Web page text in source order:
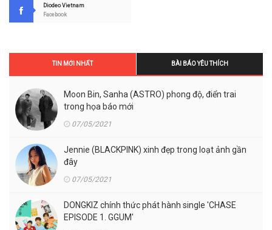
Diodeo Vietnam
Facebook
TIN MỚI NHẤT BÀI BÁO YÊU THÍCH
Moon Bin, Sanha (ASTRO) phong độ, điển trai
trong họa báo mới
07/05/2021
Jennie (BLACKPINK) xinh đẹp trong loạt ảnh gần
đây
07/05/2021
DONGKIZ chính thức phát hành single 'CHASE
EPISODE 1. GGUM'